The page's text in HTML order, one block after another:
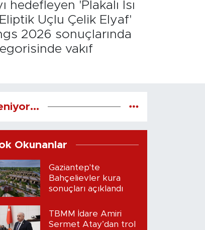
'Plakalı Isı
Uçlu Çelik Elyaf'
2026 sonuçlarında
vakıf
Okunanlar
Gaziantep'te
Bahçelievler kura
sonuçları açıklandı
TBMM İdare Amiri
Sermet Atay’dan trol